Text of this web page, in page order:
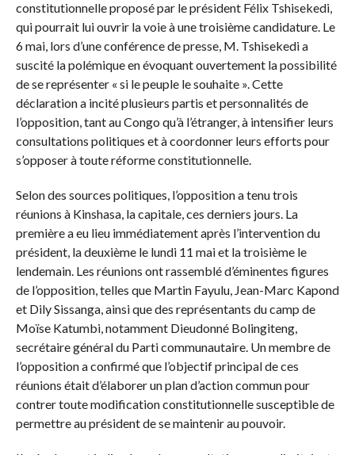
constitutionnelle proposé par le président Félix Tshisekedi,
qui pourrait lui ouvrir la voie à une troisième candidature. Le
6 mai, lors d’une conférence de presse, M. Tshisekedi a
suscité la polémique en évoquant ouvertement la possibilité
de se représenter « si le peuple le souhaite ». Cette
déclaration a incité plusieurs partis et personnalités de
l’opposition, tant au Congo qu’à l’étranger, à intensifier leurs
consultations politiques et à coordonner leurs efforts pour
s’opposer à toute réforme constitutionnelle.
Selon des sources politiques, l’opposition a tenu trois
réunions à Kinshasa, la capitale, ces derniers jours. La
première a eu lieu immédiatement après l’intervention du
président, la deuxième le lundi 11 mai et la troisième le
lendemain. Les réunions ont rassemblé d’éminentes figures
de l’opposition, telles que Martin Fayulu, Jean-Marc Kapond
et Dily Sissanga, ainsi que des représentants du camp de
Moïse Katumbi, notamment Dieudonné Bolingiteng,
secrétaire général du Parti communautaire. Un membre de
l’opposition a confirmé que l’objectif principal de ces
réunions était d’élaborer un plan d’action commun pour
contrer toute modification constitutionnelle susceptible de
permettre au président de se maintenir au pouvoir.